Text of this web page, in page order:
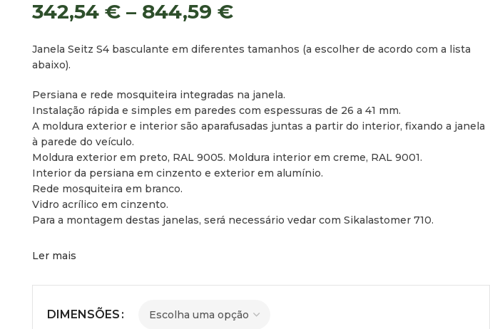
342,54 € – 844,59 €
Janela Seitz S4 basculante em diferentes tamanhos (a escolher de acordo com a lista
abaixo).
Persiana e rede mosquiteira integradas na janela.
Instalação rápida e simples em paredes com espessuras de 26 a 41 mm.
A moldura exterior e interior são aparafusadas juntas a partir do interior, fixando a janela
à parede do veículo.
Moldura exterior em preto, RAL 9005. Moldura interior em creme, RAL 9001.
Interior da persiana em cinzento e exterior em alumínio.
Rede mosquiteira em branco.
Vidro acrílico em cinzento.
Para a montagem destas janelas, será necessário vedar com Sikalastomer 710.
Ler mais
DIMENSÕES